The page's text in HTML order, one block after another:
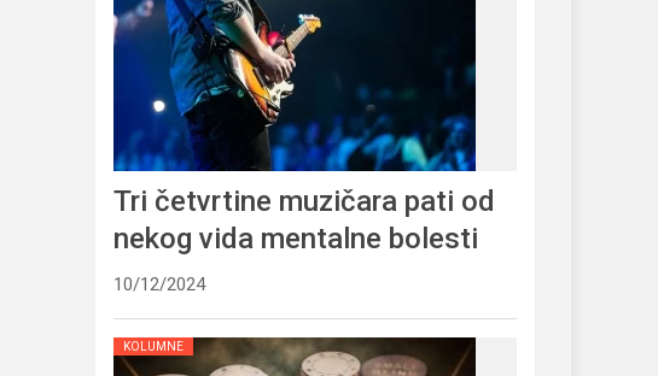
Tri četvrtine muzičara pati od
nekog vida mentalne bolesti
10/12/2024
KOLUMNE